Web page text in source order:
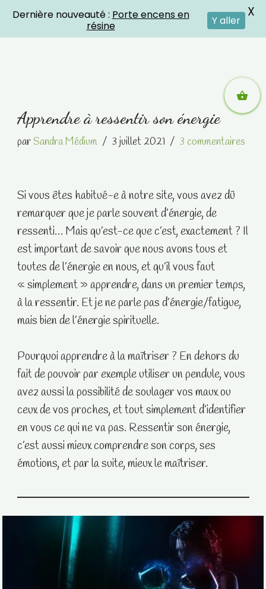
au
contenu
Apprendre à ressentir son énergie
par Sandra Médium 3 juillet 2021 3 commentaires
Si vous êtes habitué-e à notre site, vous avez dû
remarquer que je parle souvent d’énergie, de
ressenti… Mais qu’est-ce que c’est, exactement ? Il
est important de savoir que nous avons tous et
toutes de l’énergie en nous, et qu’il vous faut
« simplement » apprendre, dans un premier temps,
à la ressentir. Et je ne parle pas d’énergie/fatigue,
mais bien de l’énergie spirituelle.
Pourquoi apprendre à la maîtriser ? En dehors du
fait de pouvoir par exemple utiliser un pendule, vous
avez aussi la possibilité de soulager vos maux ou
ceux de vos proches, et tout simplement d’identifier
en vous ce qui ne va pas. Ressentir son énergie,
c’est aussi mieux comprendre son corps, ses
émotions, et par la suite, mieux le maîtriser.
Dernière nouveauté : Porte encens en
résine
Y aller
X
Crystal Energies